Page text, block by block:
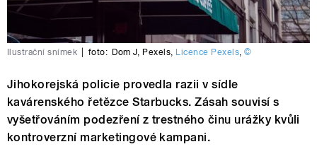
Ilustrační snímek foto: Dom J ,Pexels Licence Pexels ©
Jihokorejská policie provedla razii v sídle
kavárenského řetězce Starbucks. Zásah souvisí s
vyšetřováním podezření z trestného činu urážky kvůli
kontroverzní marketingové kampani.